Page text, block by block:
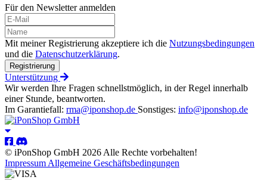
Für den Newsletter anmelden
Mit meiner Registrierung akzeptiere ich die Nutzungsbedingungen
und die Datenschutzerklärung.
Registrierung
Unterstützung
Wir werden Ihre Fragen schnellstmöglich, in der Regel innerhalb
einer Stunde, beantworten.
Im Garantiefall: rma@iponshop.de Sonstiges: info@iponshop.de
© iPonShop GmbH 2026 Alle Rechte vorbehalten!
Impressum Allgemeine Geschäftsbedingungen